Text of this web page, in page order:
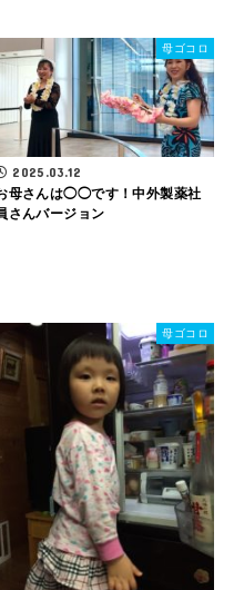
母ゴコロ
2025.03.12
母さんは◯◯です！中外製薬社
さんバージョン
母ゴコロ